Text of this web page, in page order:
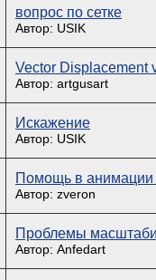
вопрос по сетке
Автор: USIK
Vector Displacement
Автор: artgusart
Искажение
Автор: USIK
Помощь в анимации
Автор: zveron
Проблемы
Автор: Anfedart